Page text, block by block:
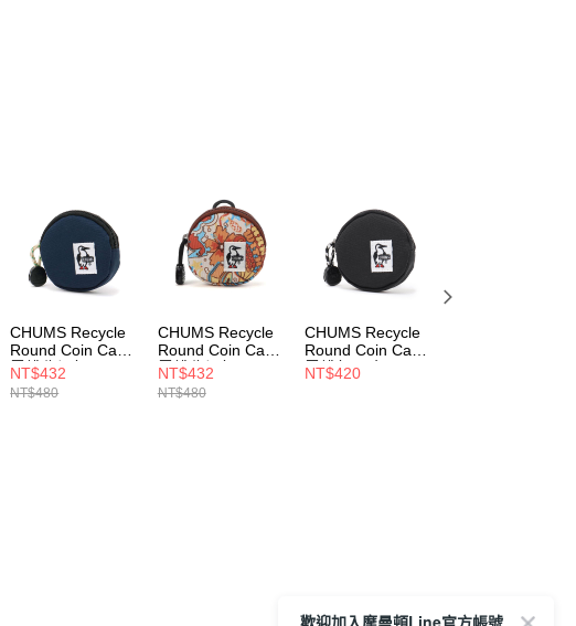
CHUMS Recycle
Round Coin Case
零錢收納包
CH603573N001
NT$432
NT$480
CHUMS Recycle
Round Coin Case
零錢收納包
CH603573Z350
NT$432
NT$480
CHUMS Recycle
Round Coin Case
零錢包 黑色
CH603573K001
NT$420
歡迎加入摩曼頓Line官方帳號